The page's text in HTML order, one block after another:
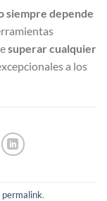
siempre depende
superar cualquier
a los
permalink.